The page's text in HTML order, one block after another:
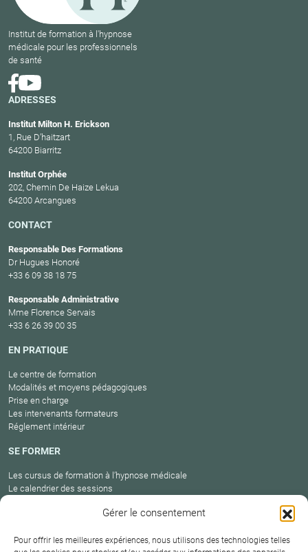
Gérer le consentement
Pour offrir les meilleures expériences, nous utilisons des technologies telles
Institut de formation à l'hypnose
médicale pour les professionnels
de santé
ADRESSES
Institut Milton H. Erickson
1, Rue D’haitzart
64200 Biarritz
Institut Orphée
202, Chemin De Haize Lekua
64200 Arcangues
CONTACT
Responsable Des Formations
Dr Hugues Honoré
+33 6 09 38 18 75
Responsable Administrative
Mme Florence Servais
+33 6 26 39 00 35
EN PRATIQUE
Le centre de formation
Modalités et moyens pédagogiques
Prise en charge
Les intervenants formateurs
Réglement intérieur
SE FORMER
Les cursus de formation à l’hypnose médicale
Le calendrier des sessions